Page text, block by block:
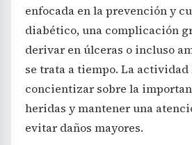
enfocada en la prevención y
diabético, una complicación
derivar en úlceras o incluso
se trata a tiempo. La actividad
concientizar sobre la
heridas y mantener una
evitar daños mayores.